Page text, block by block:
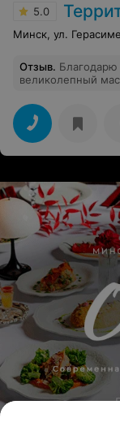
5.0
Минск, ул.
Отзыв.
великолепный